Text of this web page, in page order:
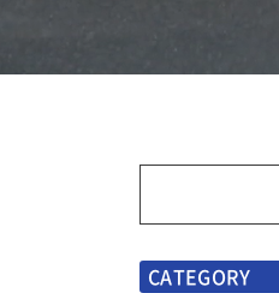
CATEGORY